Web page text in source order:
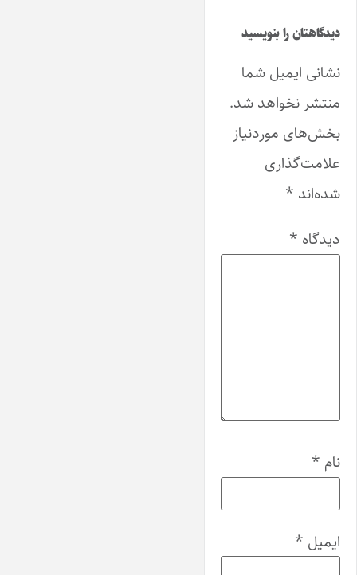
دیدگاهتان را بنویسید
نشانی ایمیل شما
منتشر نخواهد شد.
بخش‌های موردنیاز
علامت‌گذاری
شده‌اند *
دیدگاه *
نام *
ایمیل *